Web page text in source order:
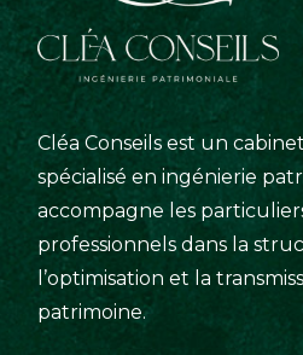
Cléa Conseils est un
spécialisé en ingénierie
accompagne les
professionnels dans la
l’optimisation et la
patrimoine.